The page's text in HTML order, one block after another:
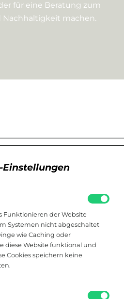
Einstellungen
Funktionieren der Website
Systemen nicht abgeschaltet
wie Caching oder
diese Website funktional und
Cookies speichern keine
für eine Beratung zum
Nachhaltigkeit machen.
Catering